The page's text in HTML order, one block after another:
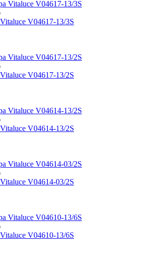
V04617-13/3S
V04617-13/2S
V04614-13/2S
V04614-03/2S
V04610-13/6S